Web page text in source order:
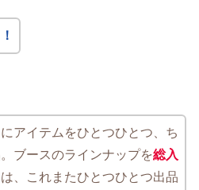
アイテムをひとつひとつ、ち
ブースのラインナップを総入
、これまたひとつひとつ出品